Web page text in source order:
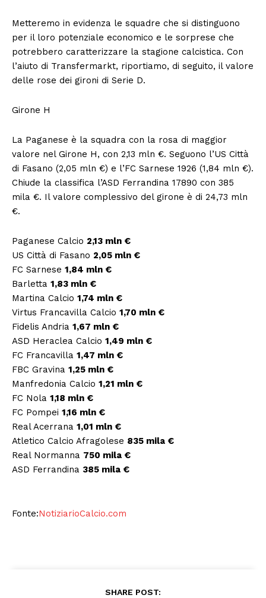
Metteremo in evidenza le squadre che si distinguono
per il loro potenziale economico e le sorprese che
potrebbero caratterizzare la stagione calcistica. Con
l’aiuto di Transfermarkt, riportiamo, di seguito, il valore
delle rose dei gironi di Serie D.
Girone H
La Paganese è la squadra con la rosa di maggior
valore nel Girone H, con 2,13 mln €. Seguono l’US Città
di Fasano (2,05 mln €) e l’FC Sarnese 1926 (1,84 mln €).
Chiude la classifica l’ASD Ferrandina 17890 con 385
mila €. Il valore complessivo del girone è di 24,73 mln
€.
Paganese Calcio 2,13 mln €
US Città di Fasano 2,05 mln €
FC Sarnese 1,84 mln €
Barletta 1,83 mln €
Martina Calcio 1,74 mln €
Virtus Francavilla Calcio 1,70 mln €
Fidelis Andria 1,67 mln €
ASD Heraclea Calcio 1,49 mln €
FC Francavilla 1,47 mln €
FBC Gravina 1,25 mln €
Manfredonia Calcio 1,21 mln €
FC Nola 1,18 mln €
FC Pompei 1,16 mln €
Real Acerrana 1,01 mln €
Atletico Calcio Afragolese 835 mila €
Real Normanna 750 mila €
ASD Ferrandina 385 mila €
Fonte:NotiziarioCalcio.com
SHARE POST: